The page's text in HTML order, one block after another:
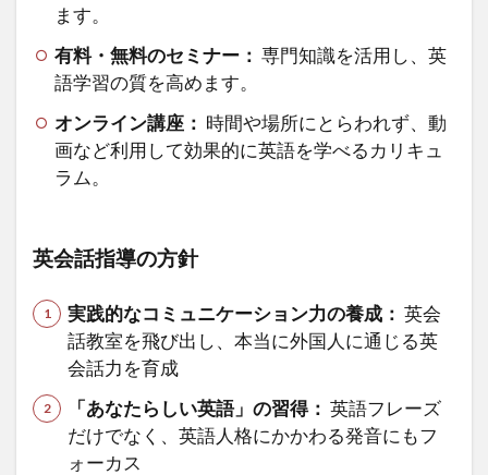
ます。
有料・無料のセミナー： 専門知識を活用し、英
語学習の質を高めます。
オンライン講座： 時間や場所にとらわれず、動
画など利用して効果的に英語を学べるカリキュ
ラム。
英会話指導の方針
実践的なコミュニケーション力の養成： 英会
話教室を飛び出し、本当に外国人に通じる英
会話力を育成
「あなたらしい英語」の習得： 英語フレーズ
だけでなく、英語人格にかかわる発音にもフ
ォーカス